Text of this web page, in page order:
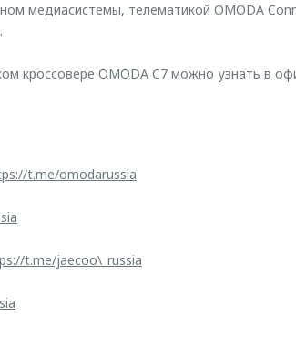
медиасистемы, телематикой OMODA
кроссовере OMODA C7 можно узнать в
t.me/omodarussia
t.me/jaecoo\_russia